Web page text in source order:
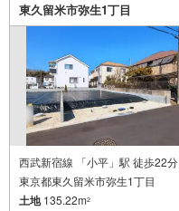
東久留米市弥生1丁目
西武新宿線 「小平」駅 徒歩22分
東京都東久留米市弥生1丁目
土地135.22m2